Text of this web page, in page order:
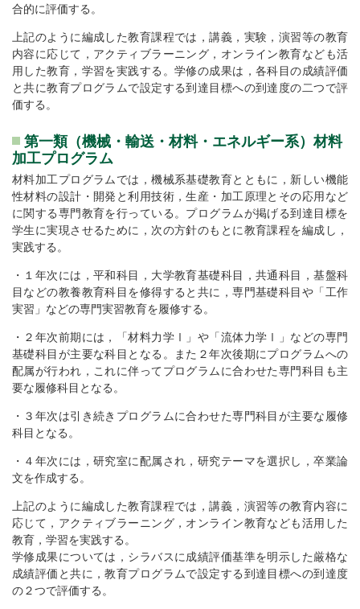
合的に評価する。
上記のように編成した教育課程では，講義，実験，演習等の教育
内容に応じて，アクティブラーニング，オンライン教育なども活
用した教育，学習を実践する。学修の成果は，各科目の成績評価
と共に教育プログラムで設定する到達目標への到達度の二つで評
価する。
第一類（機械・輸送・材料・エネルギー系）材料
加工プログラム
材料加工プログラムでは，機械系基礎教育とともに，新しい機能
性材料の設計・開発と利用技術，生産・加工原理とその応用など
に関する専門教育を行っている。プログラムが掲げる到達目標を
学生に実現させるために，次の方針のもとに教育課程を編成し，
実践する。
・１年次には，平和科目，大学教育基礎科目，共通科目，基盤科
目などの教養教育科目を修得すると共に，専門基礎科目や「工作
実習」などの専門実習教育を履修する。
・２年次前期には，「材料力学Ⅰ」や「流体力学Ⅰ」などの専門
基礎科目が主要な科目となる。また２年次後期にプログラムへの
配属が行われ，これに伴ってプログラムに合わせた専門科目も主
要な履修科目となる。
・３年次は引き続きプログラムに合わせた専門科目が主要な履修
科目となる。
・４年次には，研究室に配属され，研究テーマを選択し，卒業論
文を作成する。
上記のように編成した教育課程では，講義，演習等の教育内容に
応じて，アクティブラーニング，オンライン教育なども活用した
教育，学習を実践する。
学修成果については，シラバスに成績評価基準を明示した厳格な
成績評価と共に，教育プログラムで設定する到達目標への到達度
の２つで評価する。